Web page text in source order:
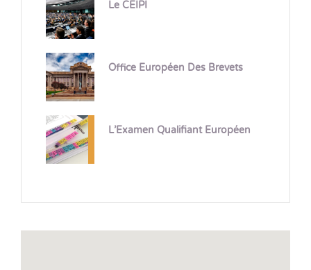
Le CEIPI
Office Européen Des Brevets
L’Examen Qualifiant Européen